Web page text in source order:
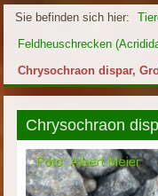
Sie befinden sich hier:
Feldheuschrecken
Chrysochraon dispar,
Chrysochraon